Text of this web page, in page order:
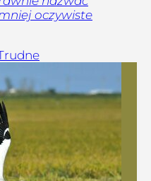
oczywiste